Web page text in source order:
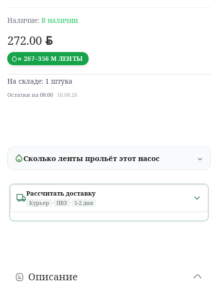
272.00 BYN
≈ 267–356 М ЛЕНТЫ
Наличие: В наличии
На складе: 1 штука
Остатки на 08:00 10.08.26
Сколько ленты прольёт этот насос
Рассчитать доставку
Курьер · ПВЗ · 1-2 дня
Минск и областные города
Районные города
Описание